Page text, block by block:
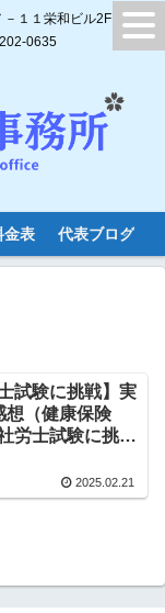
７－１１栄和ビル2F
0635
金表 代表ブログ
試験に挑戦】実
想（健康保険
労士試験に挑戦
2025.02.21